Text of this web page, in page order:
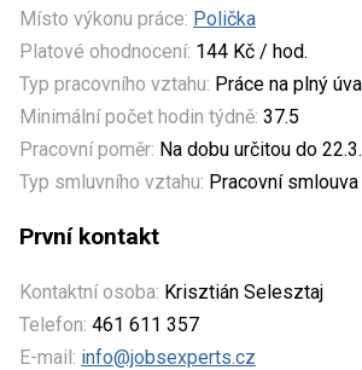
Místo výkonu práce: Polička
Platové ohodnocení: 144 Kč / hod.
Typ pracovního vztahu: Práce na plný
Minimální počet hodin týdně: 37.5
Pracovní poměr: Na dobu určitou do
Typ smluvního vztahu: Pracovní smlouva
První kontakt
Kontaktní osoba: Krisztián Selesztaj
Telefon: 461 611 357
E-mail: info@jobsexperts.cz